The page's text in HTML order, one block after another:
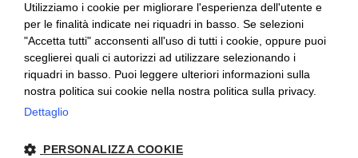
Home
Chi siamo
Condizioni di vendita
Diritto di recesso
Modalità pagamento
Spedizioni e consegne
Supporto e assistenza
Imballi antirottura
Utilizziamo i cookie per migliorare l'esperienza dell'utente e
per le finalità indicate nei riquadri in basso. Se selezioni
"Accetta tutti" acconsenti all'uso di tutti i cookie, oppure puoi
sceglierei quali ci autorizzi ad utilizzare selezionando i
riquadri in basso. Puoi leggere ulteriori informazioni sulla
nostra politica sui cookie nella nostra politica sulla privacy.
Dettaglio
PERSONALIZZA COOKIE